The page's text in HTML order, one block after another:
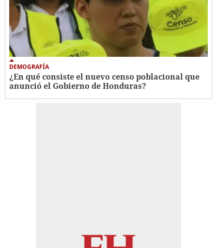
DEMOGRAFÍA
¿En qué consiste el nuevo censo poblacional que
anunció el Gobierno de Honduras?